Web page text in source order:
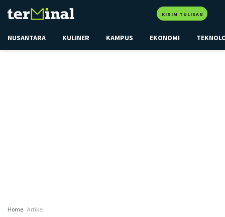
KIRIM TULISAN
NUSANTARA KULINER KAMPUS EKONOMI
Home Artikel